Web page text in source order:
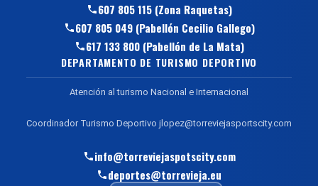
607 805 115 (Zona Raquetas)
607 805 049 (Pabellón Cecilio Gallego)
617 133 800 (Pabellón de La Mata)
DEPARTAMENTO DE TURISMO DEPORTIVO
Atención al turismo Nacional e Internacional
Coordinador Turismo Deportivo jlopez@torreviejasportscity.com
info@torreviejaspotscity.com
deportes@torrevieja.eu